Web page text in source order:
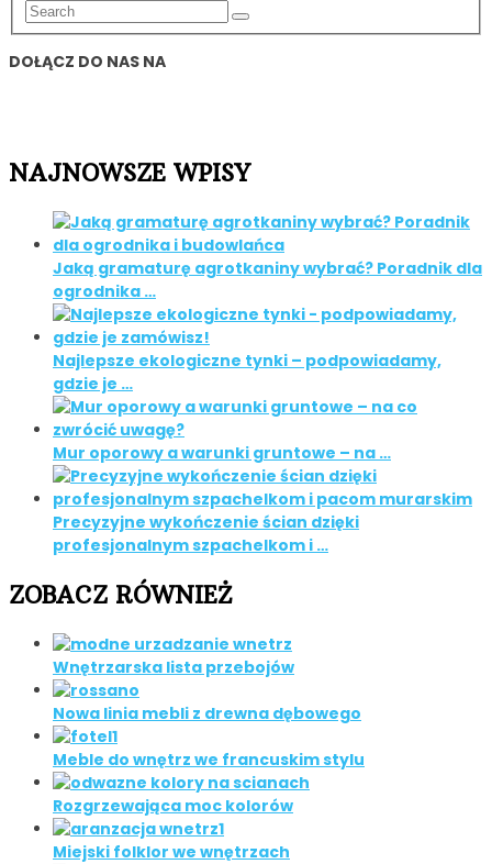
DOŁĄCZ DO NAS NA
NAJNOWSZE WPISY
Jaką gramaturę agrotkaniny wybrać? Poradnik dla
ogrodnika …
Najlepsze ekologiczne tynki – podpowiadamy,
gdzie je …
Mur oporowy a warunki gruntowe – na …
Precyzyjne wykończenie ścian dzięki
profesjonalnym szpachelkom i …
ZOBACZ RÓWNIEŻ
Wnętrzarska lista przebojów
Nowa linia mebli z drewna dębowego
Meble do wnętrz we francuskim stylu
Rozgrzewająca moc kolorów
Miejski folklor we wnętrzach